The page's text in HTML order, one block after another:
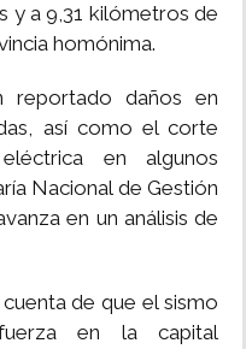
y a 9,31 kilómetros de
homónima.
reportado daños en
así como el corte
en algunos
Nacional de Gestión
en un análisis de
de que el sismo
en la capital